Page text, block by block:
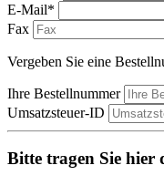
E-Mail*
Fax
Vergeben Sie eine
Ihre Bestellnummer
Umsatzsteuer-ID
Bitte tragen Sie hier